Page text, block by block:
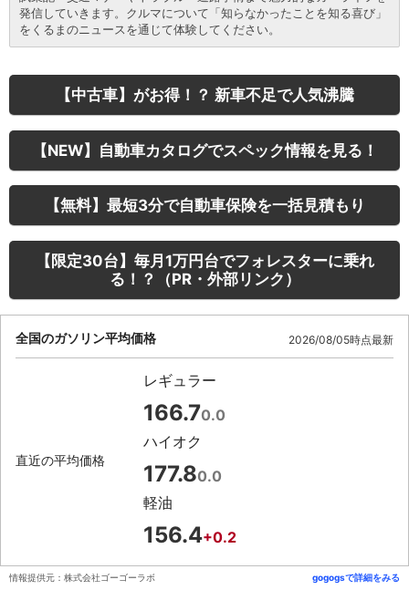
発信していきます。クルマについて「知らなかったことを知る喜び」
をくるまのニュースを通じて体験してください。
【中古車】がお得！？ 新車不足で人気沸騰
【NEW】自動車カタログでスペック情報を見る！
【無料】最短3分で自動車保険を一括見積もり
【限定30台】毎月1万円台でフォレスターに乗れ
る！？（PR・外部リンク）
全国のガソリン平均価格 2026/08/05時点最新
直近の平均価格
レギュラー
166.70.0
ハイオク
177.80.0
軽油
156.4+0.2
情報提供元：株式会社ゴーゴーラボ gogogsで詳細をみる